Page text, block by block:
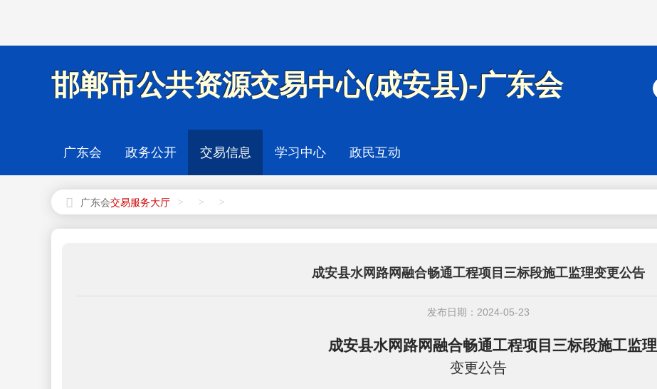
邯郸市公共资源交易中心(成安县)-广东会
广东会 政务公开 交易信息 学习中心 政民互动
广东会 > > >
成安县水网路网融合畅通工程项目三标段施工监理变更公告
发布日期：2024-05-23
成安县水网路网融合畅通工程项目三标段施工监理
变更公告